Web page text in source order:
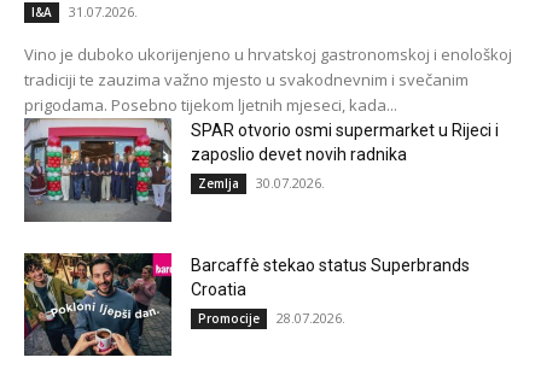
I&A 31.07.2026.
Vino je duboko ukorijenjeno u hrvatskoj gastronomskoj i enološkoj
tradiciji te zauzima važno mjesto u svakodnevnim i svečanim
prigodama. Posebno tijekom ljetnih mjeseci, kada...
SPAR otvorio osmi supermarket u Rijeci i
zaposlio devet novih radnika
Zemlja 30.07.2026.
Barcaffè stekao status Superbrands
Croatia
Promocije 28.07.2026.